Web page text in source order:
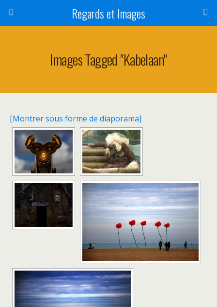
Regards et Images
Images Tagged "kabelaan"
[Montrer sous forme de diaporama]